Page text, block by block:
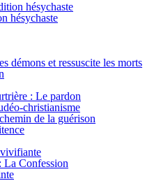
hésychaste
hésychaste
démons et ressuscite les morts
: Le pardon
christianisme
de la guérison
La Confession